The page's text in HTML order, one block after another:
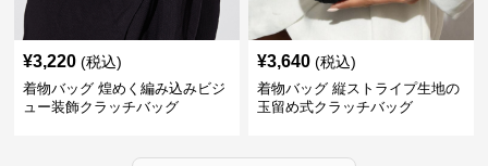
¥3,220 (税込)
着物バッグ 煌めく編み込みビジ
ュー装飾クラッチバッグ
¥3,640 (税込)
着物バッグ 縦ストライプ生地の
玉留め式クラッチバッグ